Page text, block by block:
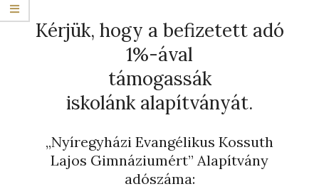
Kérjük, hogy a befizetett adó
1%-ával
támogassák
iskolánk alapítványát.
„Nyíregyházi Evangélikus Kossuth
Lajos Gimnáziumért” Alapítvány
adószáma: